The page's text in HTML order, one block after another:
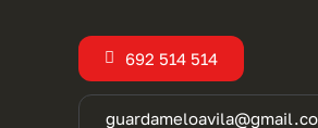
692 514 514